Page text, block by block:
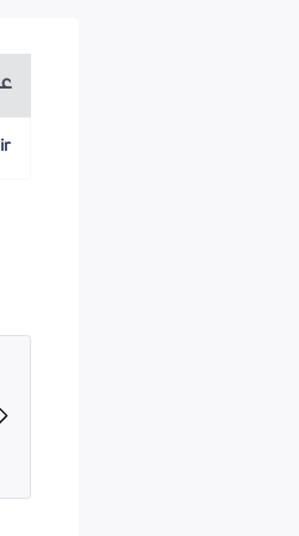
public hospitalier Bordj Ghedir
produits destinés à la médecine
2026 repartis en lots comme suit :